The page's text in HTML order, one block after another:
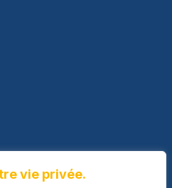
vie privée.